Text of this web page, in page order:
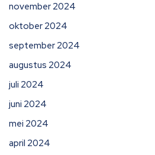
november 2024
oktober 2024
september 2024
augustus 2024
juli 2024
juni 2024
mei 2024
april 2024